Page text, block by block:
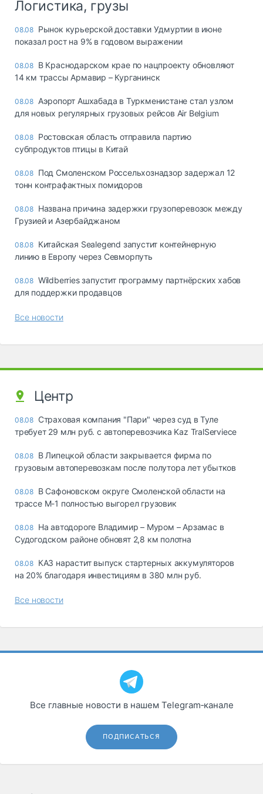
Логистика, грузы
08.08 Рынок курьерской доставки Удмуртии в июне
показал рост на 9% в годовом выражении
08.08 В Краснодарском крае по нацпроекту обновляют
14 км трассы Армавир – Курганинск
08.08 Аэропорт Ашхабада в Туркменистане стал узлом
для новых регулярных грузовых рейсов Air Belgium
08.08 Ростовская область отправила партию
субпродуктов птицы в Китай
08.08 Под Смоленском Россельхознадзор задержал 12
тонн контрафактных помидоров
08.08 Названа причина задержки грузоперевозок между
Грузией и Азербайджаном
08.08 Китайская Sealegend запустит контейнерную
линию в Европу через Севморпуть
08.08 Wildberries запустит программу партнёрских хабов
для поддержки продавцов
Все новости
Центр
08.08 Страховая компания "Пари" через суд в Туле
требует 29 млн руб. с автоперевозчика Kaz TralServiece
08.08 В Липецкой области закрывается фирма по
грузовым автоперевозкам после полутора лет убытков
08.08 В Сафоновском округе Смоленской области на
трассе М-1 полностью выгорел грузовик
08.08 На автодороге Владимир – Муром – Арзамас в
Судогодском районе обновят 2,8 км полотна
08.08 КАЗ нарастит выпуск стартерных аккумуляторов
на 20% благодаря инвестициям в 380 млн руб.
Все новости
Все главные новости в нашем Telegram‑канале
ПОДПИСАТЬСЯ